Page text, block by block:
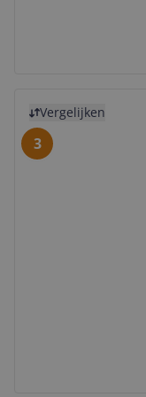
Vergelijken
3